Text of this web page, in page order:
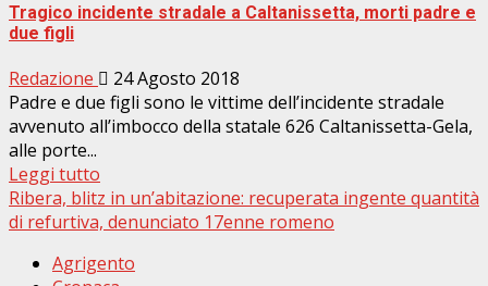
Tragico incidente stradale a Caltanissetta, morti padre e
due figli
Redazione
24 Agosto 2018
Padre e due figli sono le vittime dell’incidente stradale
avvenuto all’imbocco della statale 626 Caltanissetta-Gela,
alle porte...
Leggi tutto
Ribera, blitz in un’abitazione: recuperata ingente quantità
di refurtiva, denunciato 17enne romeno
Agrigento